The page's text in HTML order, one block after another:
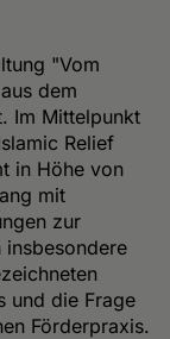
"Vom
dem
Im Mittelpunkt
Relief
in Höhe von
mit
zur
und die Frage
Förderpraxis.